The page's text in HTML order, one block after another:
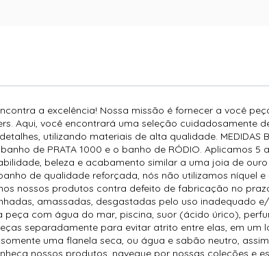
a excelência! Nossa missão é fornecer a você
Aqui, você encontrará uma seleção cuidadosamente
utilizando materiais de alta qualidade. MEDIDAS
de PRATA 1000 e o banho de RÓDIO. Aplicamos 5
beleza e acabamento similar a uma joia de
de qualidade reforçada, nós não utilizamos níquel
nossos produtos contra defeito de fabricação no
amassadas, desgastadas pelo uso inadequado
peça com água do mar, piscina, suor (ácido úrico),
separadamente para evitar atrito entre elas, em um
uma flanela seca, ou água e sabão neutro,
nossos produtos, navegue por nossas coleções e